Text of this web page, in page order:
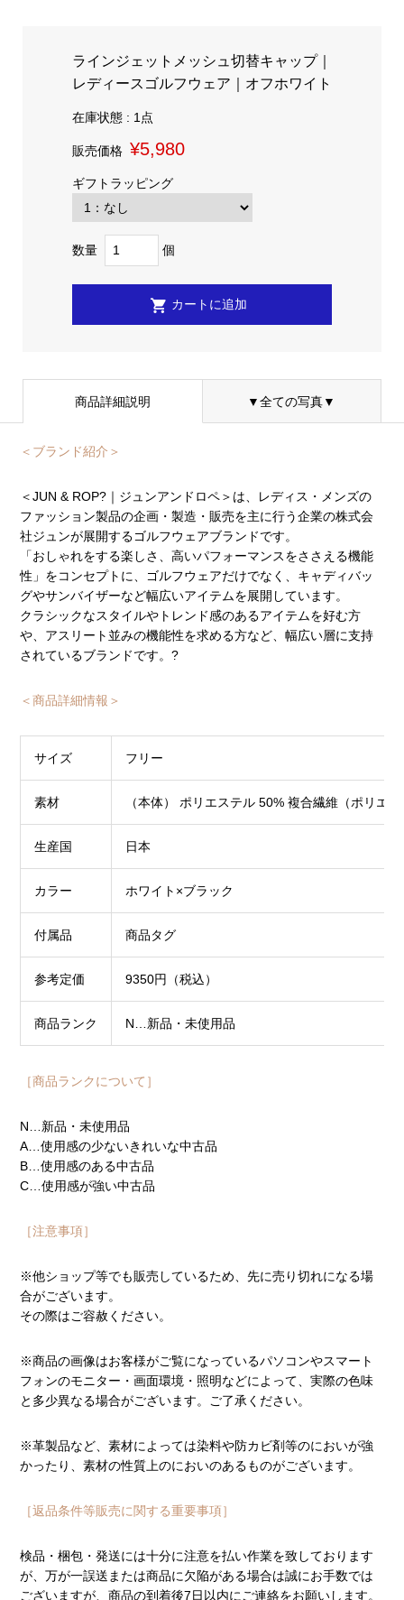
ラインジェットメッシュ切替キャップ｜
レディースゴルフウェア｜オフホワイト
在庫状態 : 1点
販売価格 ¥5,980
ギフトラッピング
数量 個
商品詳細説明 ▼全ての写真▼
＜ブランド紹介＞
＜JUN & ROP?｜ジュンアンドロペ＞は、レディス・メンズの
ファッション製品の企画・製造・販売を主に行う企業の株式会
社ジュンが展開するゴルフウェアブランドです。
「おしゃれをする楽しさ、高いパフォーマンスをささえる機能
性」をコンセプトに、ゴルフウェアだけでなく、キャディバッ
グやサンバイザーなど幅広いアイテムを展開しています。
クラシックなスタイルやトレンド感のあるアイテムを好む方
や、アスリート並みの機能性を求める方など、幅広い層に支持
されているブランドです。?
＜商品詳細情報＞
サイズ フリー
素材 （本体） ポリエステル 50% 複合繊維（ポリエ
生産国 日本
カラー ホワイト×ブラック
付属品 商品タグ
参考定価 9350円（税込）
商品ランク N…新品・未使用品
［商品ランクについて］
N…新品・未使用品
A…使用感の少ないきれいな中古品
B…使用感のある中古品
C…使用感が強い中古品
［注意事項］
※他ショップ等でも販売しているため、先に売り切れになる場
合がございます。
その際はご容赦ください。
※商品の画像はお客様がご覧になっているパソコンやスマート
フォンのモニター・画面環境・照明などによって、実際の色味
と多少異なる場合がございます。ご了承ください。
※革製品など、素材によっては染料や防カビ剤等のにおいが強
かったり、素材の性質上のにおいのあるものがございます。
［返品条件等販売に関する重要事項］
検品・梱包・発送には十分に注意を払い作業を致しております
が、万が一誤送または商品に欠陥がある場合は誠にお手数では
ございますが、商品の到着後7日以内にご連絡をお願いします。